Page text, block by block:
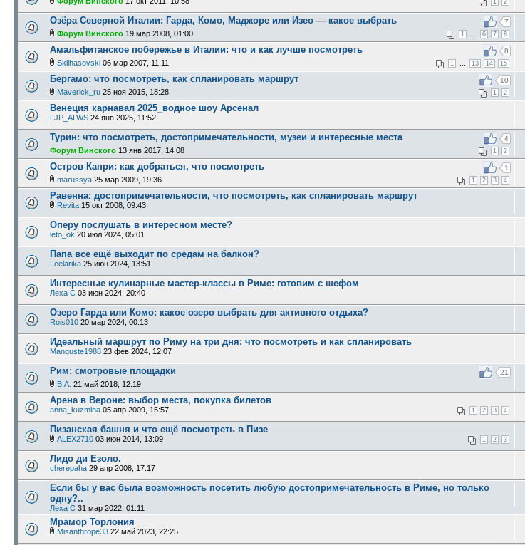
1 2
Озёра Северной Италии: Гарда, Комо, Маджоре или Изео — какое выбрать 7
1 6 7 8
Форум Винского 19 мар 2008, 01:00
Амальфитанское побережье в Италии: что и как лучше посмотреть 8
1 13 14 15
Sklihasovski 06 мар 2007, 11:11
Бергамо: что посмотреть, как спланировать маршрут 10
1 2
Maverick_ru 25 ноя 2015, 18:28
Венеция карнавал 2025_водное шоу Арсенал
LJP_ALWS 24 янв 2025, 11:52
Турин: что посмотреть, достопримечательности, музеи и интересные места 4
1 2
Форум Винского 13 янв 2017, 14:08
Остров Капри: как добраться, что посмотреть 1
1 2 3 4
marussya 25 мар 2009, 19:36
Равенна: достопримечательности, что посмотреть, как спланировать маршрут
Revita 15 окт 2008, 09:43
Оперу послушать в интересном месте?
leto_ok 20 июл 2024, 05:01
Папа все ещё выходит по средам на балкон?
Leelarika 25 июн 2024, 13:51
Интересные кулинарные мастер-классы в Риме: готовим с шефом
Леха С 03 июн 2024, 20:40
Озеро Гарда или Комо: какое озеро выбрать для активного отдыха?
Rois010 20 мар 2024, 00:13
Идеальный маршрут по Риму на три дня: что посмотреть и как спланировать
Manguste1988 23 фев 2024, 12:07
Рим: смотровые площадки 21
В.А. 21 май 2018, 12:19
Арена в Вероне: выбор места, покупка билетов
1 2 3 4
anna_kuzmina 05 апр 2009, 15:57
Пизанская башня и что ещё посмотреть в Пизе
1 2 3
ALEX2710 03 июн 2014, 13:09
Лидо ди Езоло.
сherepaha 29 апр 2008, 17:17
Если бы у вас была возможность посетить любую достопримечательность в Риме, но только
одну?..
Леха С 31 мар 2022, 01:11
Мрамор Торлония
Misanthrope33 22 май 2023, 22:25